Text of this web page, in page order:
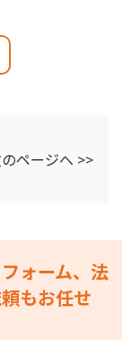
ページへ >>
ォーム、法
もお任せ